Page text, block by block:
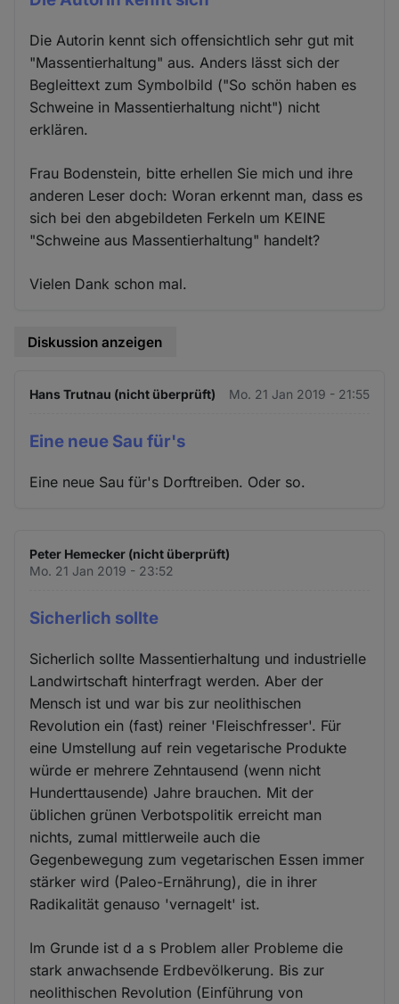
Die Autorin kennt sich offensichtlich sehr gut mit
"Massentierhaltung" aus. Anders lässt sich der
Begleittext zum Symbolbild ("So schön haben es
Schweine in Massentierhaltung nicht") nicht
erklären.
Frau Bodenstein, bitte erhellen Sie mich und ihre
anderen Leser doch: Woran erkennt man, dass es
sich bei den abgebildeten Ferkeln um KEINE
"Schweine aus Massentierhaltung" handelt?
Vielen Dank schon mal.
Diskussion anzeigen
Hans Trutnau (nicht überprüft) Mo. 21 Jan 2019 - 21:55
Eine neue Sau für's
Eine neue Sau für's Dorftreiben. Oder so.
Peter Hemecker (nicht überprüft)
Mo. 21 Jan 2019 - 23:52
Sicherlich sollte
Sicherlich sollte Massentierhaltung und industrielle
Landwirtschaft hinterfragt werden. Aber der
Mensch ist und war bis zur neolithischen
Revolution ein (fast) reiner 'Fleischfresser'. Für
eine Umstellung auf rein vegetarische Produkte
würde er mehrere Zehntausend (wenn nicht
Hunderttausende) Jahre brauchen. Mit der
üblichen grünen Verbotspolitik erreicht man
nichts, zumal mittlerweile auch die
Gegenbewegung zum vegetarischen Essen immer
stärker wird (Paleo-Ernährung), die in ihrer
Radikalität genauso 'vernagelt' ist.
Im Grunde ist d a s Problem aller Probleme die
stark anwachsende Erdbevölkerung. Bis zur
neolithischen Revolution (Einführung von